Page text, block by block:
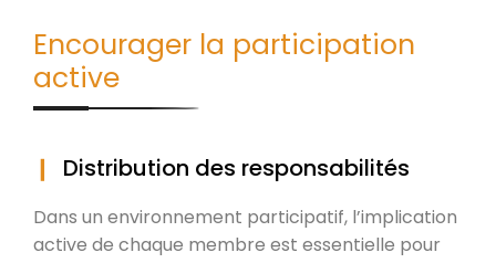
Encourager la participation
active
Distribution des responsabilités
Dans un environnement participatif, l’implication
active de chaque membre est essentielle pour